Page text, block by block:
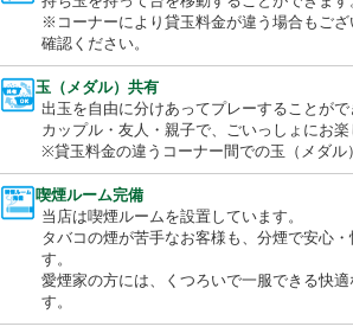
玉（メダル）台移動
持ち玉を持って台を移動することができま
※コーナーにより貸玉料金が違う場合も
確認ください。
玉（メダル）共有
出玉を自由に分けあってプレーすること
カップル・友人・親子で、ごいっしょに
※貸玉料金の違うコーナー間での玉（メ
喫煙ルーム完備
当店は喫煙ルームを設置しています。
タバコの煙が苦手なお客様も、分煙で安
す。